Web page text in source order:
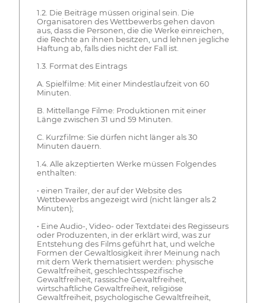
1.2. Die Beiträge müssen original sein. Die
Organisatoren des Wettbewerbs gehen davon
aus, dass die Personen, die die Werke einreichen,
die Rechte an ihnen besitzen, und lehnen jegliche
Haftung ab, falls dies nicht der Fall ist.
1.3. Format des Eintrags
A. Spielfilme: Mit einer Mindestlaufzeit von 60
Minuten.
B. Mittellange Filme: Produktionen mit einer
Länge zwischen 31 und 59 Minuten.
C. Kurzfilme: Sie dürfen nicht länger als 30
Minuten dauern.
1.4. Alle akzeptierten Werke müssen Folgendes
enthalten:
• einen Trailer, der auf der Website des
Wettbewerbs angezeigt wird (nicht länger als 2
Minuten);
• Eine Audio-, Video- oder Textdatei des Regisseurs
oder Produzenten, in der erklärt wird, was zur
Entstehung des Films geführt hat, und welche
Formen der Gewaltlosigkeit ihrer Meinung nach
mit dem Werk thematisiert werden: physische
Gewaltfreiheit, geschlechtsspezifische
Gewaltfreiheit, rassische Gewaltfreiheit,
wirtschaftliche Gewaltfreiheit, religiöse
Gewaltfreiheit, psychologische Gewaltfreiheit,